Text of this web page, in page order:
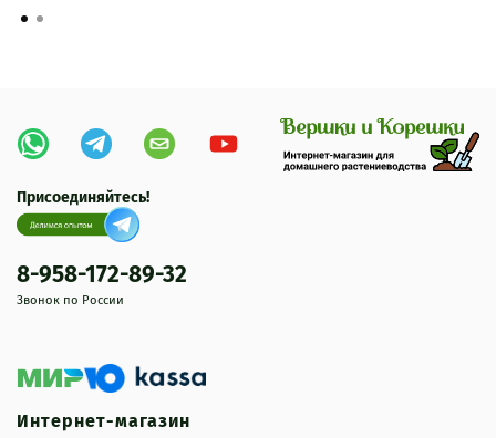
Интернет-магазин
Присоединяйтесь!
8-958-172-89-32
Звонок по России